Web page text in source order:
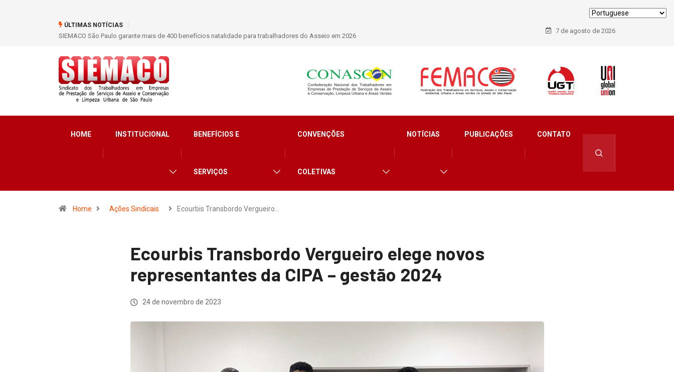
ÚLTIMAS NOTÍCIAS
SIEMACO São Paulo marca presença em conferência internacional que debate os desafios do setor de limpeza e segurança
7 de agosto de 2026
HOME INSTITUCIONAL BENEFÍCIOS E
SERVIÇOS
CONVENÇÕES
COLETIVAS
NOTÍCIAS PUBLICAÇÕES CONTATO
Home Ações Sindicais Ecourbis Transbordo Vergueiro…
Ecourbis Transbordo Vergueiro elege novos
representantes da CIPA – gestão 2024
24 de novembro de 2023